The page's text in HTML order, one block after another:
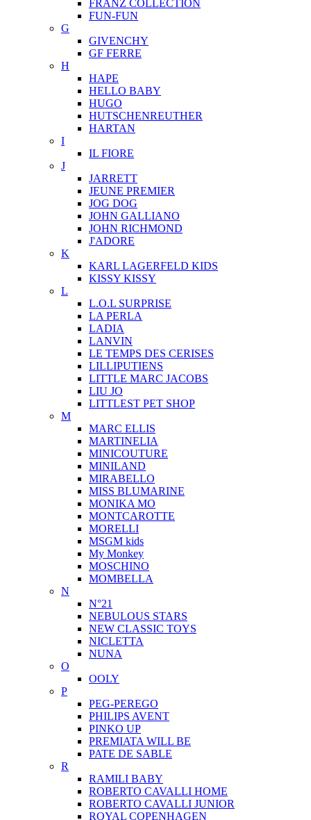
FRANZ COLLECTION
FUN-FUN
G
GIVENCHY
GF FERRE
H
HAPE
HELLO BABY
HUGO
HUTSCHENREUTHER
HARTAN
I
IL FIORE
J
JARRETT
JEUNE PREMIER
JOG DOG
JOHN GALLIANO
JOHN RICHMOND
J'ADORE
K
KARL LAGERFELD KIDS
KISSY KISSY
L
L.O.L SURPRISE
LA PERLA
LADIA
LANVIN
LE TEMPS DES CERISES
LILLIPUTIENS
LITTLE MARC JACOBS
LIU JO
LITTLEST PET SHOP
M
MARC ELLIS
MARTINELIA
MINICOUTURE
MINILAND
MIRABELLO
MISS BLUMARINE
MONIKA MO
MONTCAROTTE
MORELLI
MSGM kids
My Monkey
MOSCHINO
MOMBELLA
N
N°21
NEBULOUS STARS
NEW CLASSIC TOYS
NICLETTA
NUNA
O
OOLY
P
PEG-PEREGO
PHILIPS AVENT
PINKO UP
PREMIATA WILL BE
PATE DE SABLE
R
RAMILI BABY
ROBERTO CAVALLI HOME
ROBERTO CAVALLI JUNIOR
ROYAL COPENHAGEN